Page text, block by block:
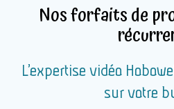
Nos forfaits de
L’expertise vidéo
sur votre